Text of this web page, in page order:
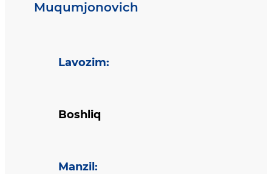
Muqumjonovich
Lavozim:
Boshliq
Manzil :